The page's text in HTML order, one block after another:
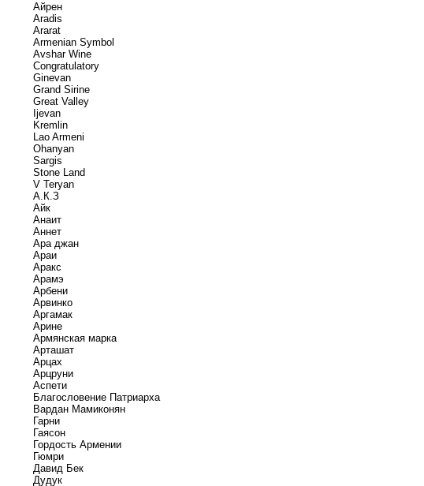
Айрен
Aradis
Ararat
Armenian Symbol
Avshar Wine
Congratulatory
Ginevan
Grand Sirine
Great Valley
Ijevan
Kremlin
Lao Armeni
Ohanyan
Sargis
Stone Land
V Teryan
А.К.З
Айк
Анаит
Аннет
Ара джан
Араи
Аракс
Арамэ
Арбени
Арвинко
Аргамак
Арине
Армянская марка
Арташат
Арцах
Арцруни
Аспети
Благословение Патриарха
Вардан Мамиконян
Гарни
Гаясон
Гордость Армении
Гюмри
Давид Бек
Дудук